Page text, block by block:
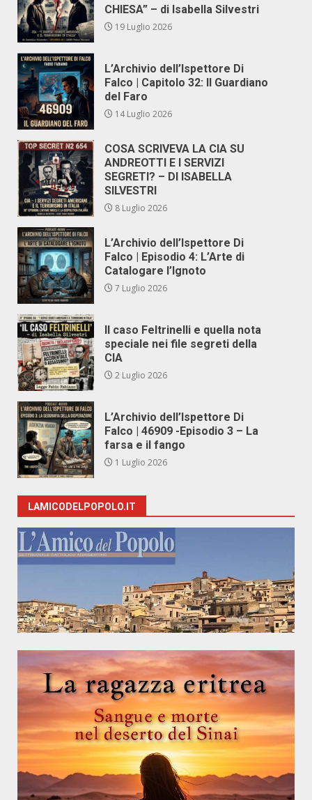
CHIESA” – di Isabella Silvestri
19 Luglio 2026
L’Archivio dell’Ispettore Di
Falco | Capitolo 32: Il Guardiano
del Faro
14 Luglio 2026
COSA SCRIVEVA LA CIA SU
ANDREOTTI E I SERVIZI
SEGRETI? – DI ISABELLA
SILVESTRI
8 Luglio 2026
L’Archivio dell’Ispettore Di
Falco | Episodio 4: L’Arte di
Catalogare l’Ignoto
7 Luglio 2026
Il caso Feltrinelli e quella nota
speciale nei file segreti della
CIA
2 Luglio 2026
L’Archivio dell’Ispettore Di
Falco | 46909 -Episodio 3 – La
farsa e il fango
1 Luglio 2026
LAMICODELPOPOLO.IT